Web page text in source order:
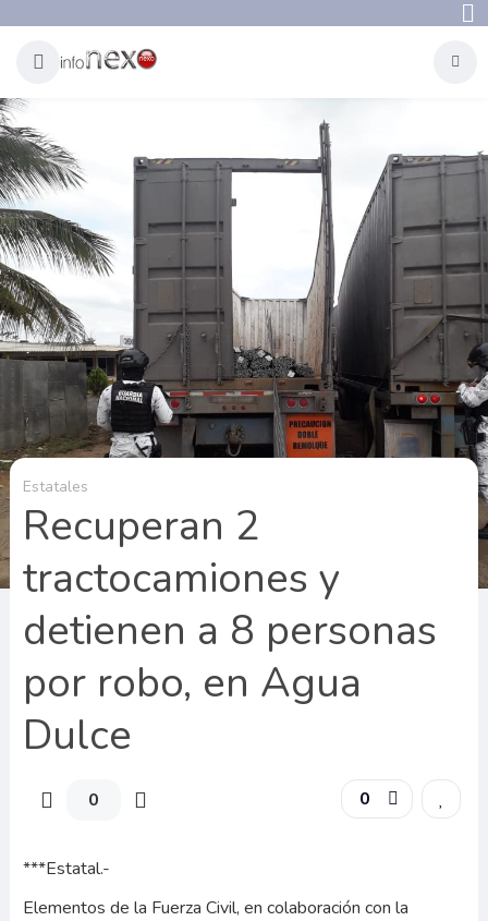
Estatales
Recuperan 2
tractocamiones y
detienen a 8 personas
por robo, en Agua
Dulce
0 0
***Estatal.-
Elementos de la Fuerza Civil, en colaboración con la